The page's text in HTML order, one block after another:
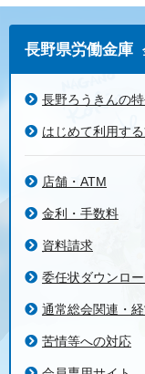
長野県労働金庫
長野ろうきんの
はじめて利用す
店舗・ATM
金利・手数料
資料請求
委任状ダウンロー
通常総会関連・
苦情等への対応